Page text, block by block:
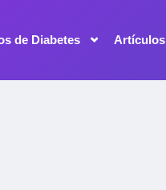
de Diabetes Artículos